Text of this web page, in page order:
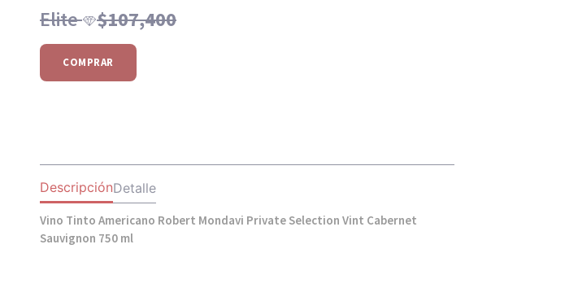
Elite $107,400
COMPRAR
DescripciónDetalle
Vino Tinto Americano Robert Mondavi Private Selection Vint Cabernet
Sauvignon 750 ml